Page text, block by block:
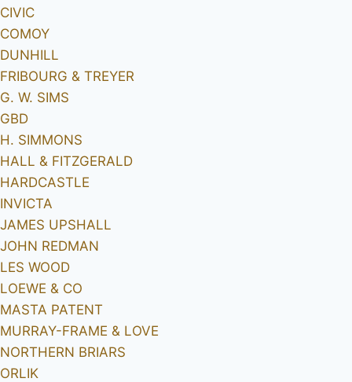
CIVIC
COMOY
DUNHILL
FRIBOURG & TREYER
G. W. SIMS
GBD
H. SIMMONS
HALL & FITZGERALD
HARDCASTLE
INVICTA
JAMES UPSHALL
JOHN REDMAN
LES WOOD
LOEWE & CO
MASTA PATENT
MURRAY-FRAME & LOVE
NORTHERN BRIARS
ORLIK